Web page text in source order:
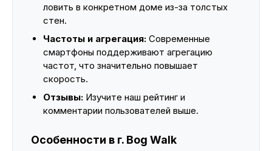
ловить в конкретном доме из-за толстых
стен.
Частоты и агрегация: Современные
смартфоны поддерживают агрегацию
частот, что значительно повышает
скорость.
Отзывы: Изучите наш рейтинг и
комментарии пользователей выше.
Особенности в г. Bog Walk